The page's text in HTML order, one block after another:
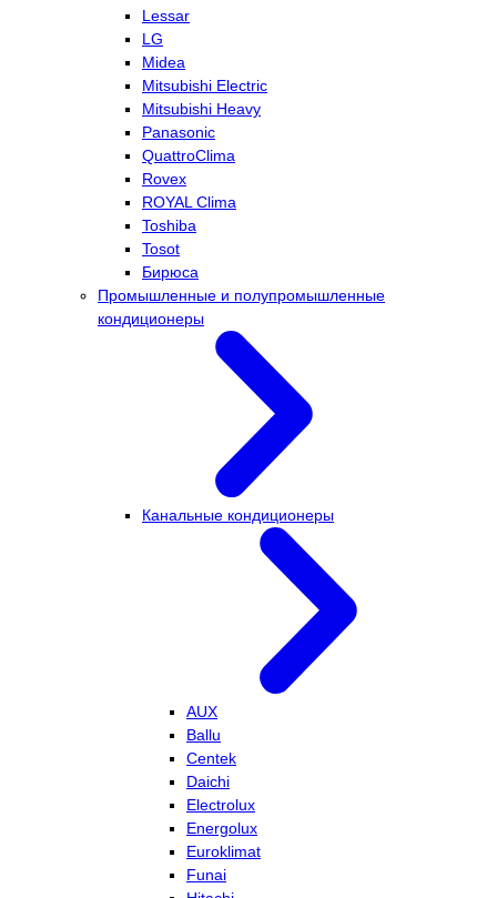
Lessar
LG
Midea
Mitsubishi Electric
Mitsubishi Heavy
Panasonic
QuattroClima
Rovex
ROYAL Clima
Toshiba
Tosot
Бирюса
Промышленные и полупромышленные
кондиционеры
Канальные кондиционеры
AUX
Ballu
Centek
Daichi
Electrolux
Energolux
Euroklimat
Funai